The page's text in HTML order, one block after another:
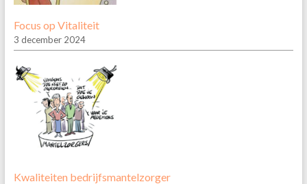
Focus op Vitaliteit
3 december 2024
Kwaliteiten bedrijfsmantelzorger